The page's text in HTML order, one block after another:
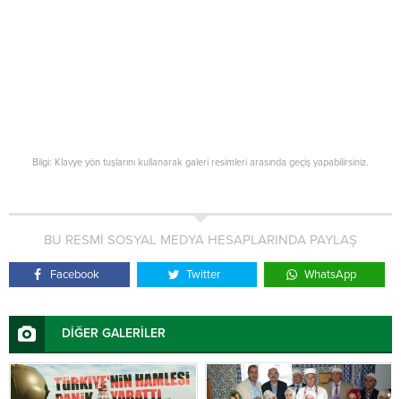
Bilgi: Klavye yön tuşlarını kullanarak galeri resimleri arasında geçiş yapabilirsiniz.
BU RESMİ SOSYAL MEDYA HESAPLARINDA PAYLAŞ
Facebook Twitter WhatsApp
DİĞER GALERİLER